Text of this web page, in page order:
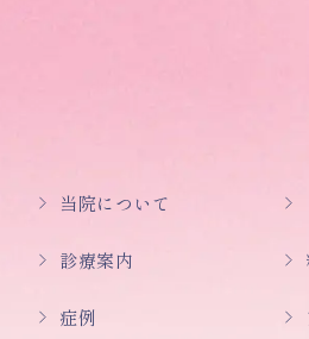
当院について
診療案内
症例